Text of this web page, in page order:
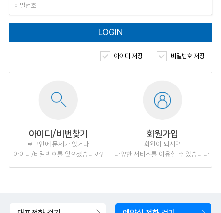
LOGIN
아이디 저장 비밀번호 저장
아이디/비번찾기
로그인에 문제가 있거나
아이디/비밀번호를 잊으셨습니까?
회원가입
회원이 되시면
다양한 서비스를 이용할 수 있습니다.